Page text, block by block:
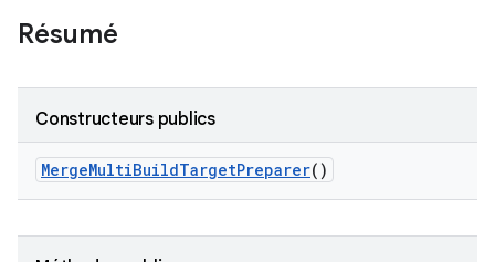
Résumé
Constructeurs publics
MergeMultiBuildTargetPreparer()